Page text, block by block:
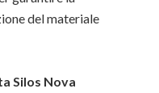
del materiale
Silos Nova